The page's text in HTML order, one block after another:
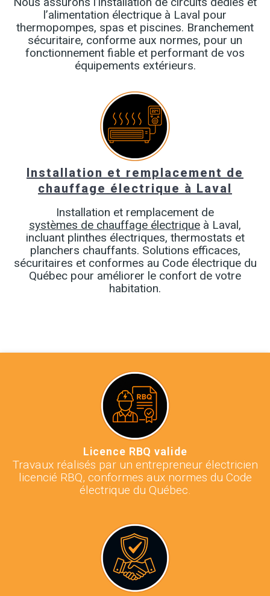
l’alimentation électrique à Laval pour
thermopompes, spas et piscines. Branchement
sécuritaire, conforme aux normes, pour un
fonctionnement fiable et performant de vos
équipements extérieurs.
Installation et remplacement de
chauffage électrique à Laval
Installation et remplacement de
systèmes de chauffage électrique à Laval,
incluant plinthes électriques, thermostats et
planchers chauffants. Solutions efficaces,
sécuritaires et conformes au Code électrique du
Québec pour améliorer le confort de votre
habitation.
Licence RBQ valide
Travaux réalisés par un entrepreneur électricien
licencié RBQ, conformes aux normes du Code
électrique du Québec.